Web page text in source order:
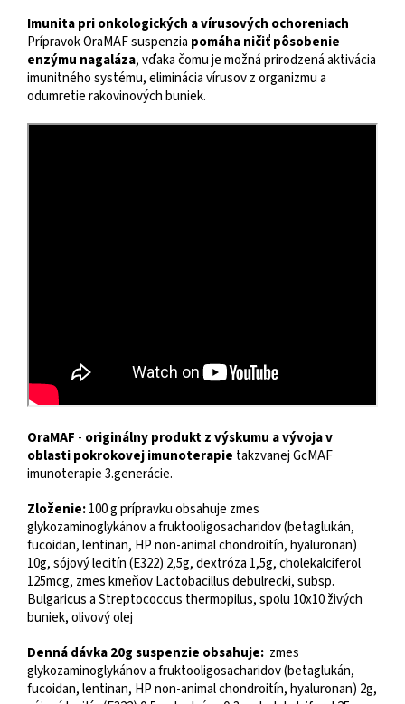
Imunita pri onkologických a vírusových ochoreniach
Prípravok OraMAF suspenzia pomáha ničiť pôsobenie
enzýmu nagaláza, vďaka čomu je možná prirodzená aktivácia
imunitného systému, eliminácia vírusov z organizmu a
odumretie rakovinových buniek.
OraMAF - originálny produkt z výskumu a vývoja v
oblasti pokrokovej imunoterapie takzvanej GcMAF
imunoterapie 3.generácie.
Zloženie:100 g prípravku obsahuje zmes
glykozaminoglykánov a fruktooligosacharidov (betaglukán,
fucoidan, lentinan, HP non-animal chondroitín, hyaluronan)
10g, sójový lecitín (E322) 2,5g, dextróza 1,5g, cholekalciferol
125mcg, zmes kmeňov Lactobacillus debulrecki, subsp.
Bulgaricus a Streptococcus thermopilus, spolu 10x10 živých
buniek, olivový olej
Denná dávka 20g suspenzie obsahuje: zmes
glykozaminoglykánov a fruktooligosacharidov (betaglukán,
fucoidan, lentinan, HP non-animal chondroitín, hyaluronan) 2g,